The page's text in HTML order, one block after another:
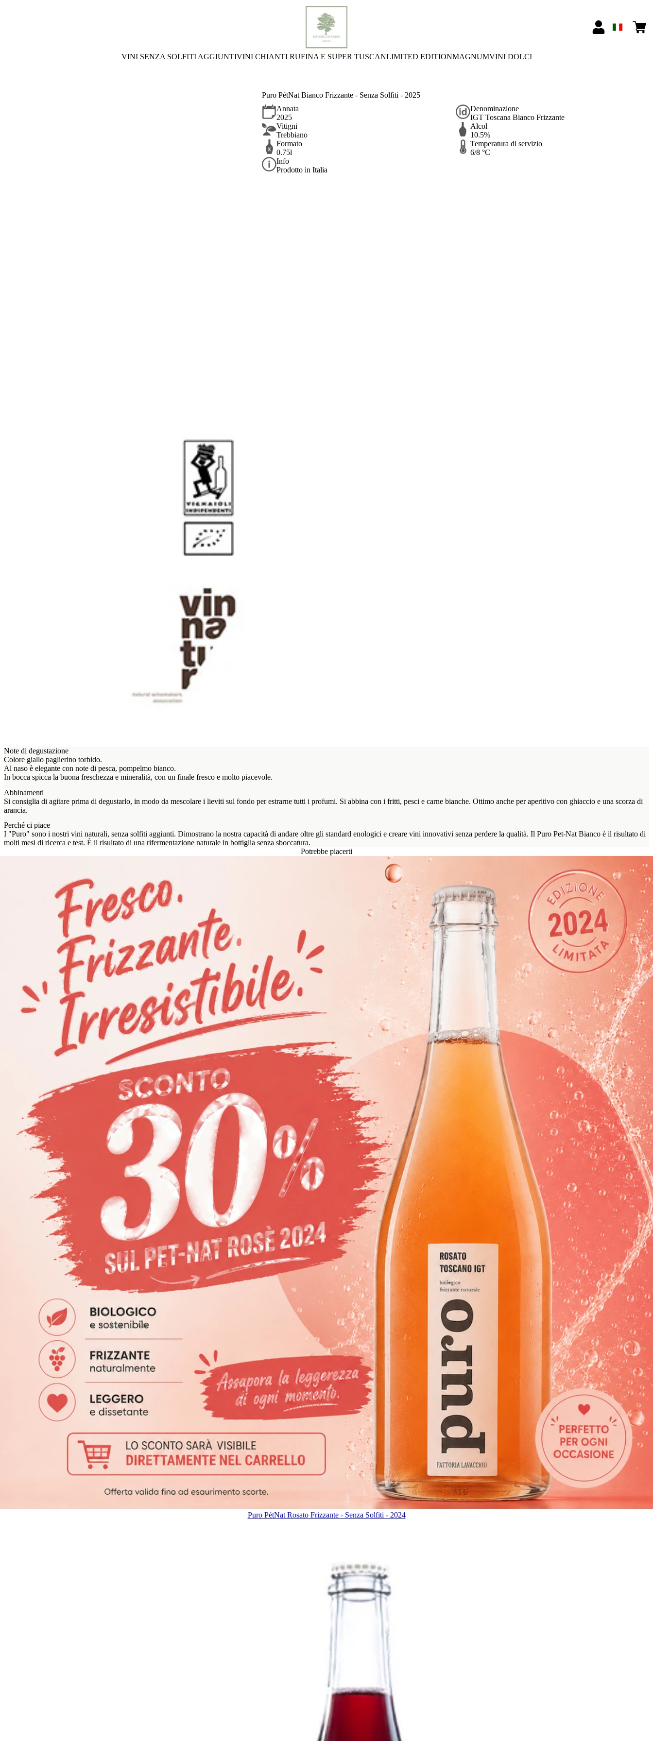
VINI SENZA SOLFITI AGGIUNTIVINI CHIANTI RUFINA E SUPER TUSCANLIMITED EDITIONMAGNUMVINI DOLCI
Puro PétNat Bianco Frizzante - Senza Solfiti - 2025
Annata
2025
Denominazione
IGT Toscana Bianco Frizzante
Vitigni
Trebbiano
Alcol
10.5%
Formato
0.75l
Temperatura di servizio
6/8 °C
Info
Prodotto in Italia
Note di degustazione
Colore giallo paglierino torbido.
Al naso è elegante con note di pesca, pompelmo bianco.
In bocca spicca la buona freschezza e mineralità, con un finale fresco e molto piacevole.
Abbinamenti
Si consiglia di agitare prima di degustarlo, in modo da mescolare i lieviti sul fondo per estrarne tutti i profumi. Si abbina con i fritti, pesci e carne bianche. Ottimo anche per aperitivo con ghiaccio e una scorza di
arancia.
Perché ci piace
I "Puro" sono i nostri vini naturali, senza solfiti aggiunti. Dimostrano la nostra capacità di andare oltre gli standard enologici e creare vini innovativi senza perdere la qualità. Il Puro Pet-Nat Bianco è il risultato di
molti mesi di ricerca e test. È il risultato di una rifermentazione naturale in bottiglia senza sboccatura.
Potrebbe piacerti
Puro PétNat Rosato Frizzante - Senza Solfiti - 2024